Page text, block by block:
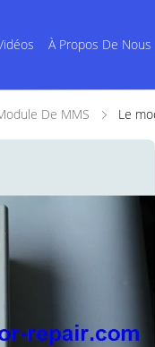
À Propos De Nous
De MMS Le